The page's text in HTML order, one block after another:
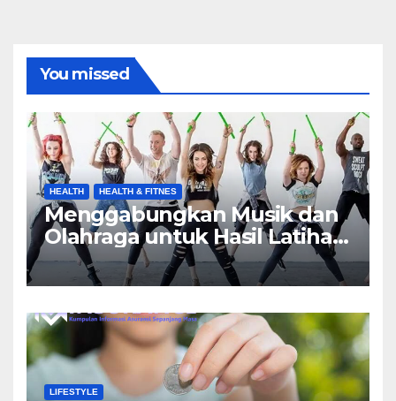
You missed
HEALTH HEALTH & FITNES
Menggabungkan Musik dan
Olahraga untuk Hasil Latihan
yang Maksimal
LIFESTYLE